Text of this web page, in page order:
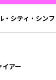
・シティ・シン
イアー